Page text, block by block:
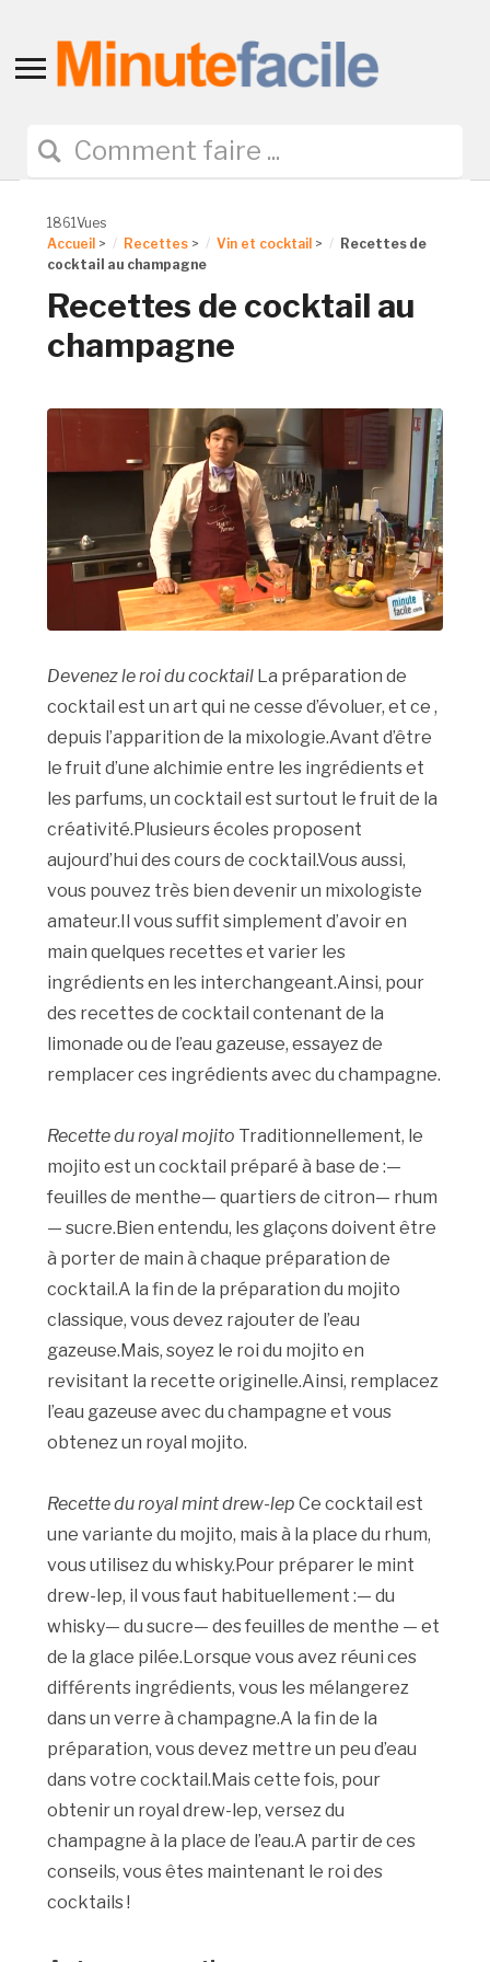
Toggle
navigation
1861Vues
Accueil > Recettes > Vin et cocktail >
Recettes de
cocktail au champagne
Recettes de cocktail au
champagne
Devenez le roi du cocktail La préparation de
cocktail est un art qui ne cesse d’évoluer, et ce ,
depuis l’apparition de la mixologie.Avant d’être
le fruit d’une alchimie entre les ingrédients et
les parfums, un cocktail est surtout le fruit de la
créativité.Plusieurs écoles proposent
aujourd’hui des cours de cocktail.Vous aussi,
vous pouvez très bien devenir un mixologiste
amateur.Il vous suffit simplement d’avoir en
main quelques recettes et varier les
ingrédients en les interchangeant.Ainsi, pour
des recettes de cocktail contenant de la
limonade ou de l’eau gazeuse, essayez de
remplacer ces ingrédients avec du champagne.
Recette du royal mojito Traditionnellement, le
mojito est un cocktail préparé à base de :—
feuilles de menthe— quartiers de citron— rhum
— sucre.Bien entendu, les glaçons doivent être
à porter de main à chaque préparation de
cocktail.A la fin de la préparation du mojito
classique, vous devez rajouter de l’eau
gazeuse.Mais, soyez le roi du mojito en
revisitant la recette originelle.Ainsi, remplacez
l’eau gazeuse avec du champagne et vous
obtenez un royal mojito.
Recette du royal mint drew-lep Ce cocktail est
une variante du mojito, mais à la place du rhum,
vous utilisez du whisky.Pour préparer le mint
drew-lep, il vous faut habituellement :— du
whisky— du sucre— des feuilles de menthe — et
de la glace pilée.Lorsque vous avez réuni ces
différents ingrédients, vous les mélangerez
dans un verre à champagne.A la fin de la
préparation, vous devez mettre un peu d’eau
dans votre cocktail.Mais cette fois, pour
obtenir un royal drew-lep, versez du
champagne à la place de l’eau.A partir de ces
conseils, vous êtes maintenant le roi des
cocktails !